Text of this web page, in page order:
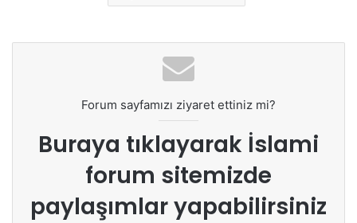
Forum sayfamızı ziyaret ettiniz mi?
Buraya tıklayarak İslami
forum sitemizde
paylaşımlar yapabilirsiniz